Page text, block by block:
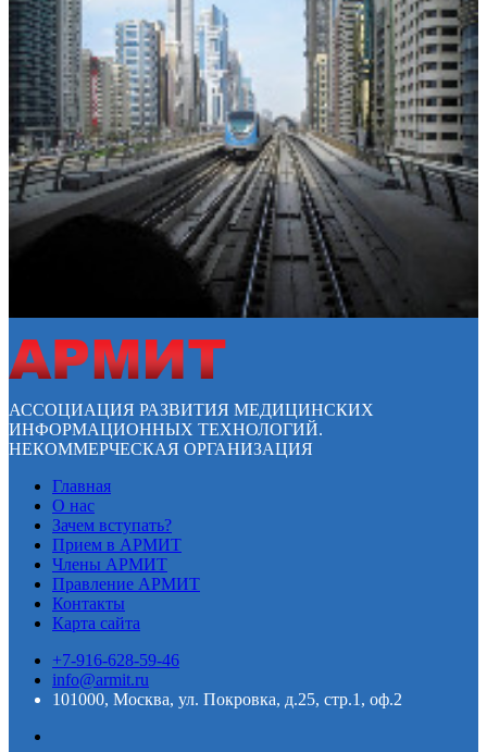
АССОЦИАЦИЯ РАЗВИТИЯ МЕДИЦИНСКИХ
ИНФОРМАЦИОННЫХ ТЕХНОЛОГИЙ.
НЕКОММЕРЧЕСКАЯ ОРГАНИЗАЦИЯ
Главная
О нас
Зачем вступать?
Прием в АРМИТ
Члены АРМИТ
Правление АРМИТ
Контакты
Карта сайта
+7-916-628-59-46
info@armit.ru
101000, Москва, ул. Покровка, д.25, стр.1, оф.2